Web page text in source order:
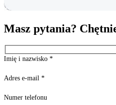
Masz pytania?
Imię i nazwisko *
Adres e-mail *
Numer telefonu